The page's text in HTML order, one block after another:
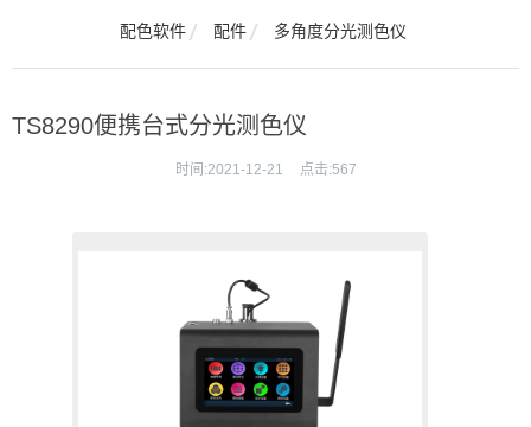
配色软件 配件 多角度分光测色仪
TS8290便携台式分光测色仪
时间:2021-12-21 点击:567